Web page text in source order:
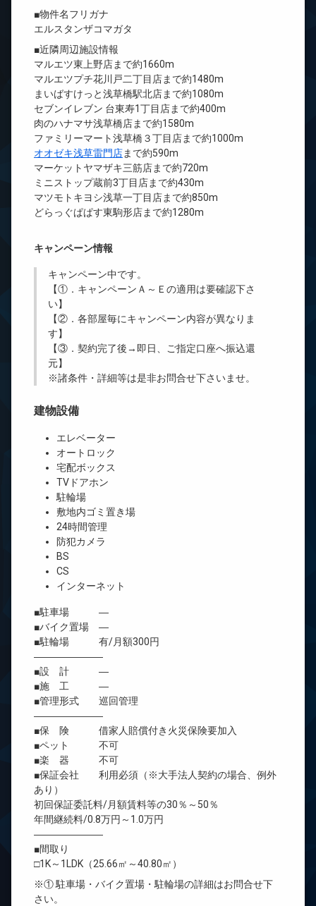
■物件名フリガナ
エルスタンザコマガタ
■近隣周辺施設情報
マルエツ東上野店まで約1660m
マルエツプチ花川戸二丁目店まで約1480m
まいばすけっと浅草橋駅北店まで約1080m
セブンイレブン 台東寿1丁目店まで約400m
肉のハナマサ浅草橋店まで約1580m
ファミリーマート浅草橋３丁目店まで約1000m
オオゼキ浅草雷門店まで約590m
マーケットヤマザキ三筋店まで約720m
ミニストップ蔵前3丁目店まで約430m
マツモトキヨシ浅草一丁目店まで約850m
どらっぐぱぱす東駒形店まで約1280m
キャンペーン情報
キャンペーン中です。
【①．キャンペーンＡ～Ｅの適用は要確認下さ
い】
【②．各部屋毎にキャンペーン内容が異なりま
す】
【③．契約完了後→即日、ご指定口座へ振込還
元】
※諸条件・詳細等は是非お問合せ下さいませ。
建物設備
エレベーター
オートロック
宅配ボックス
TVドアホン
駐輪場
敷地内ゴミ置き場
24時間管理
防犯カメラ
BS
CS
インターネット
■駐車場 ―
■バイク置場 ―
■駐輪場 有/月額300円
―――――――
■設 計 ―
■施 工 ―
■管理形式 巡回管理
―――――――
■保 険 借家人賠償付き火災保険要加入
■ペット 不可
■楽 器 不可
■保証会社 利用必須（※大手法人契約の場合、例外
あり）
初回保証委託料/月額賃料等の30％～50％
年間継続料/0.8万円～1.0万円
―――――――
■間取り
□1K～1LDK（25.66㎡～40.80㎡）
※① 駐車場・バイク置場・駐輪場の詳細はお問合せ下
さい。